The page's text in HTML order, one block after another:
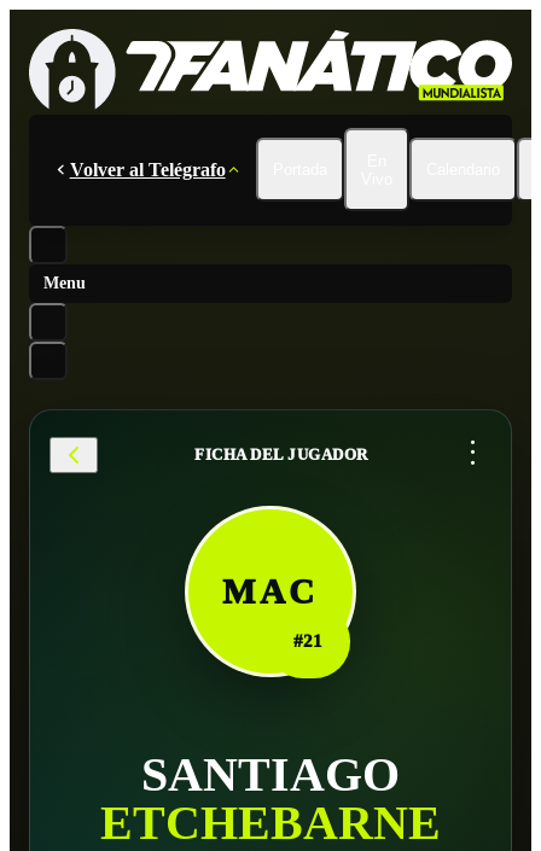
Volver al Telégrafo
Menu
FICHA DEL JUGADOR ...
MAC
#21
SANTIAGO
ETCHEBARNE